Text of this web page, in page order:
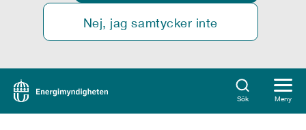
Nej, jag samtycker inte
Sök Meny